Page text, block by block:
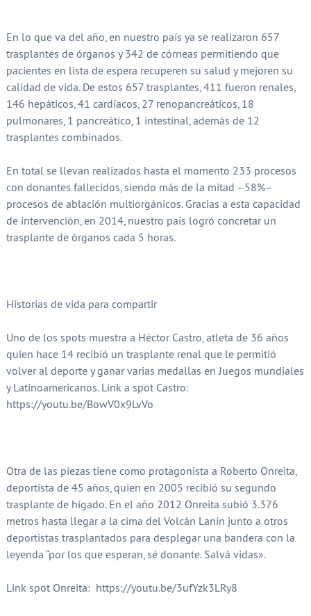
En lo que va del año, en nuestro país ya se realizaron 657
trasplantes de órganos y 342 de córneas permitiendo que
pacientes en lista de espera recuperen su salud y mejoren su
calidad de vida. De estos 657 trasplantes, 411 fueron renales,
146 hepáticos, 41 cardíacos, 27 renopancreáticos, 18
pulmonares, 1 pancreático, 1 intestinal, además de 12
trasplantes combinados.
En total se llevan realizados hasta el momento 233 procesos
con donantes fallecidos, siendo más de la mitad –58%–
procesos de ablación multiorgánicos. Gracias a esta capacidad
de intervención, en 2014, nuestro país logró concretar un
trasplante de órganos cada 5 horas.
Historias de vida para compartir
Uno de los spots muestra a Héctor Castro, atleta de 36 años
quien hace 14 recibió un trasplante renal que le permitió
volver al deporte y ganar varias medallas en Juegos mundiales
y Latinoamericanos. Link a spot Castro:
https://youtu.be/BowV0x9LvVo
Otra de las piezas tiene como protagonista a Roberto Onreita,
deportista de 45 años, quien en 2005 recibió su segundo
trasplante de hígado. En el año 2012 Onreita subió 3.376
metros hasta llegar a la cima del Volcán Lanín junto a otros
deportistas trasplantados para desplegar una bandera con la
leyenda “por los que esperan, sé donante. Salvá vidas».
Link spot Onreita: https://youtu.be/3ufYzk3LRy8